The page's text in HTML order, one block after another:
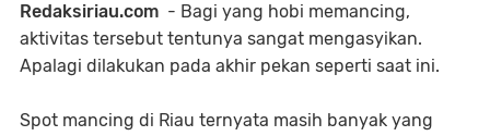
Redaksiriau.com - Bagi yang hobi memancing,
aktivitas tersebut tentunya sangat mengasyikan.
Apalagi dilakukan pada akhir pekan seperti saat ini.
Spot mancing di Riau ternyata masih banyak yang